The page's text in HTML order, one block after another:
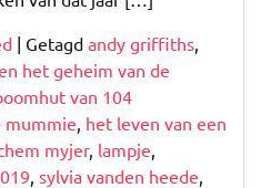
| Getagd andy griffiths
het geheim van de
van 104
mummie het leven van een
myjer, lampje
sylvia vanden heede